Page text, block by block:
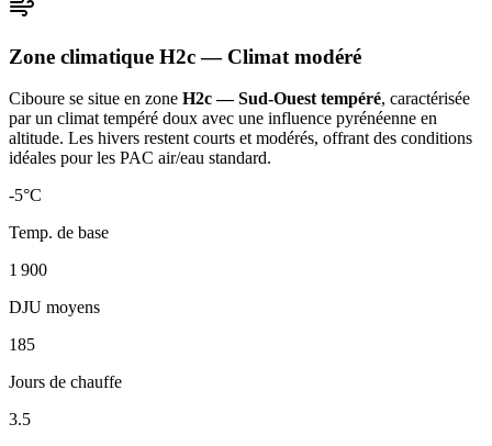
Zone climatique H2c— Climat modéré
Ciboure se situe en zone H2c — Sud-Ouest tempéré, caractérisée
par un climat tempéré doux avec une influence pyrénéenne en
altitude. Les hivers restent courts et modérés, offrant des conditions
idéales pour les PAC air/eau standard.
-5°C
Temp. de base
1 900
DJU moyens
185
Jours de chauffe
3.5